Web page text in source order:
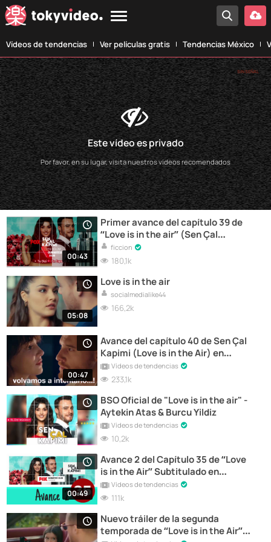
Vídeos de tendencias Ver películas gratis Tendencias México
SIN SEÑAL
Este vídeo es privado
Por favor, en su lugar, visita nuestros vídeos recomendados
00:43
Primer avance del capítulo 39 de
“Love is in the air” (Sen Çal
Kapimi)
ficcion
180,1k
05:08
Love is in the air
socialmedialike44
166,2k
00:47
Avance del capítulo 40 de Sen Çal
Kapimi (Love is in the Air) en
español
Vídeos de tendencias
233,1k
BSO Oficial de "Love is in the air" -
Aytekin Atas & Burcu Yildiz
Vídeos de tendencias
10,2k
00:49
Avance 2 del Capítulo 35 de “Love
is in the Air” Subtitulado en
Castellano
Vídeos de tendencias
111k
Nuevo tráiler de la segunda
temporada de “Love is in the Air”